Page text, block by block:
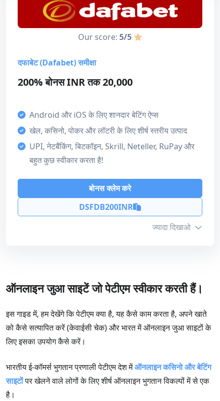
डिजाइन और उपयोगिता
5
Unified Payments Interface (UPI)
Google Pay Mastercard VISA
बोनस क्लेम करे
बोनस कोड
BETTINGGUIDE1(बेटिंगगाइड1)
हमारा स्कोर
बोनस
ग्राहक सहायता
भुगतान की विधि
लाइसेंस
4
डिजाइन और उपयोगिता
4
Bitcoin Skrill Google Pay
Unified Payments Interface (UPI)
Our score: 5/5
दफाबेट (Dafabet) समीक्षा
200% बोनस INR तक 20,000
Android और iOS के लिए शानदार बेटिंग ऐप्स
खेल, कसिनो, पोकर और लॉटरी के लिए शीर्ष स्तरीय उत्पाद
UPI, नेटबैंकिंग, बिटकॉइन, Skrill, Neteller, RuPay और
बहुत कुछ स्वीकार करता है!
बोनस क्लेम करे
DSFDB200INR
ज्यादा दिखाओ
न्यूनतम जमा
₹1,000
अधिकतम राशि ₹20,000
टर्नऑवर 15x
ऑनलाइन जुआ साइटें जो पेटीएम स्वीकार करती हैं।
इस गाइड में, हम देखेंगे कि पेटीएम क्या है, यह कैसे काम करता है, अपने खाते
को कैसे सत्यापित करें (केवाईसी चेक) और भारत में ऑनलाइन जुआ साइटों के
लिए इसका उपयोग कैसे करें।
भारतीय ई-कॉमर्स भुगतान प्रणाली पेटीएम देश मेंऑनलाइन कसिनोऔर बेटिंग
साइटोंपर खेलने वाले लोगों के लिए शीर्ष ऑनलाइन भुगतान विकल्पों में से एक
है।